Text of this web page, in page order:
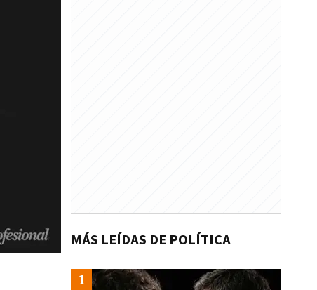
MÁS LEÍDAS DE POLÍTICA